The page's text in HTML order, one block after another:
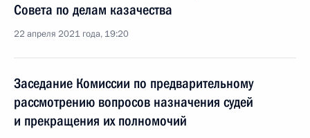
Совета по делам казачества
22 апреля 2021 года, 19:20
Заседание Комиссии по предварительному
рассмотрению вопросов назначения судей
и прекращения их полномочий